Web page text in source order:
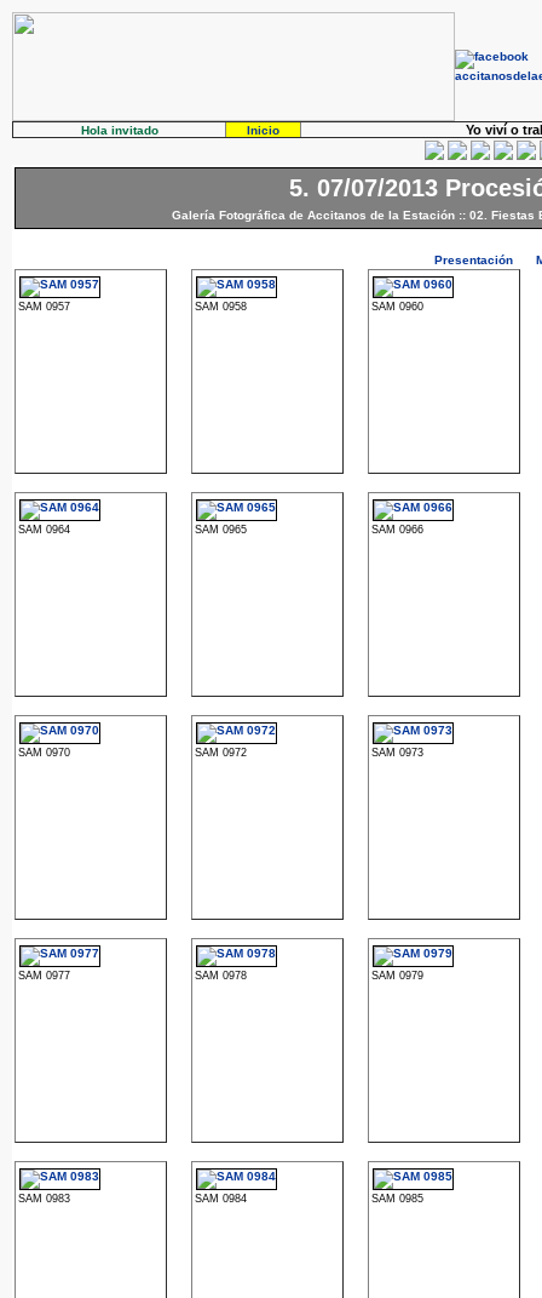
Hola invitado Inicio Yo viví o
5. 07/07/2013
Galería Fotográfica de Accitanos de la Estación :: 02. Fiestas
Presentación
SAM 0957 SAM 0958 SAM 0960
SAM 0964 SAM 0965 SAM 0966
SAM 0970 SAM 0972 SAM 0973
SAM 0977 SAM 0978 SAM 0979
SAM 0983 SAM 0984 SAM 0985